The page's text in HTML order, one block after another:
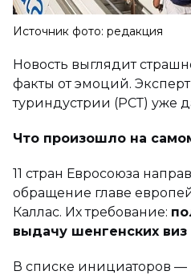
Источник фото: редакция
Новость выглядит
факты от эмоций.
туриндустрии (РСТ) уже
Что произошло на
11 стран Евросоюза
обращение главе
Каллас. Их требование:
выдачу шенгенских виз
В списке инициаторов —